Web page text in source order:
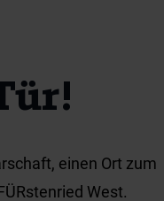
einen Ort zum
West.